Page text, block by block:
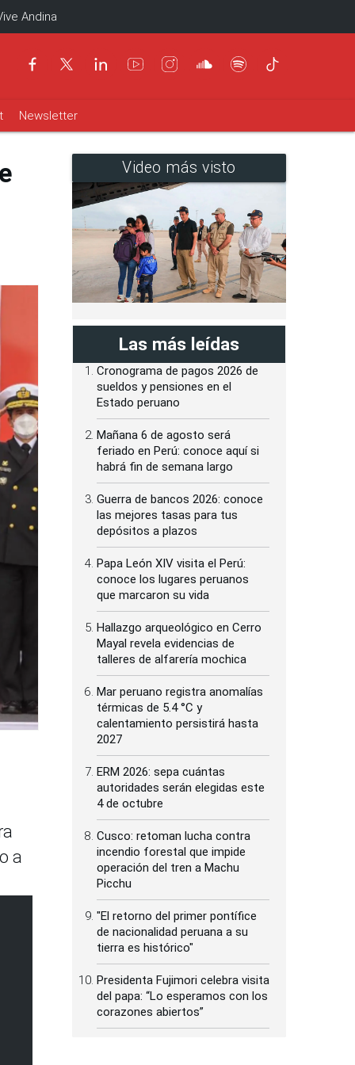
Andina
Newsletter
a
Video más visto
Las más leídas
Cronograma de pagos 2026 de
sueldos y pensiones en el
Estado peruano
Mañana 6 de agosto será
feriado en Perú: conoce aquí si
habrá fin de semana largo
Guerra de bancos 2026: conoce
las mejores tasas para tus
depósitos a plazos
Papa León XIV visita el Perú:
conoce los lugares peruanos
que marcaron su vida
Hallazgo arqueológico en Cerro
Mayal revela evidencias de
talleres de alfarería mochica
Mar peruano registra anomalías
térmicas de 5.4 °C y
calentamiento persistirá hasta
2027
ERM 2026: sepa cuántas
autoridades serán elegidas este
4 de octubre
Cusco: retoman lucha contra
incendio forestal que impide
operación del tren a Machu
Picchu
"El retorno del primer pontífice
de nacionalidad peruana a su
tierra es histórico"
Presidenta Fujimori celebra visita
del papa: “Lo esperamos con los
corazones abiertos”